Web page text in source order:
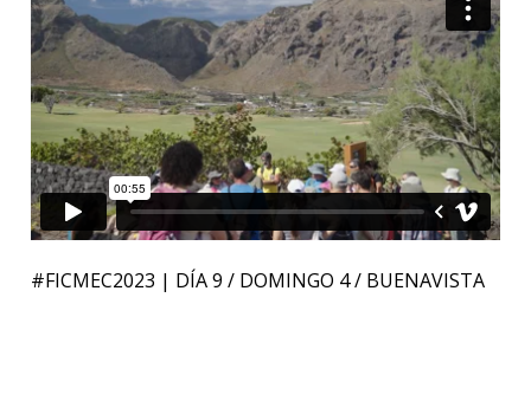
#FICMEC2023 | DÍA 9 / DOMINGO 4 / BUENAVISTA